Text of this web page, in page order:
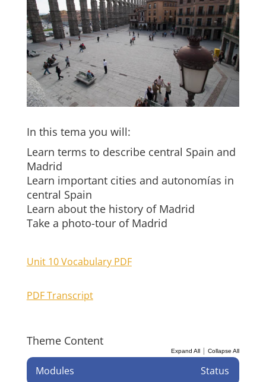
In this tema you will:
Learn terms to describe central Spain and
Madrid
Learn important cities and autonomías in
central Spain
Learn about the history of Madrid
Take a photo-tour of Madrid
Unit 10 Vocabulary PDF
PDF Transcript
Theme Content
Expand All |Collapse All
Modules Status